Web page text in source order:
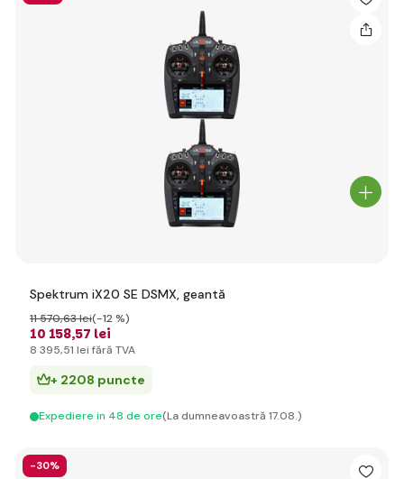
Spektrum iX20 SE DSMX, geantă
10 158,57 lei
11 570,63 lei(-12 %)
8 395,51 lei fără TVA
+ 2208 puncte
Expediere in 48 de ore(La dumneavoastră 17.08.)
-30%